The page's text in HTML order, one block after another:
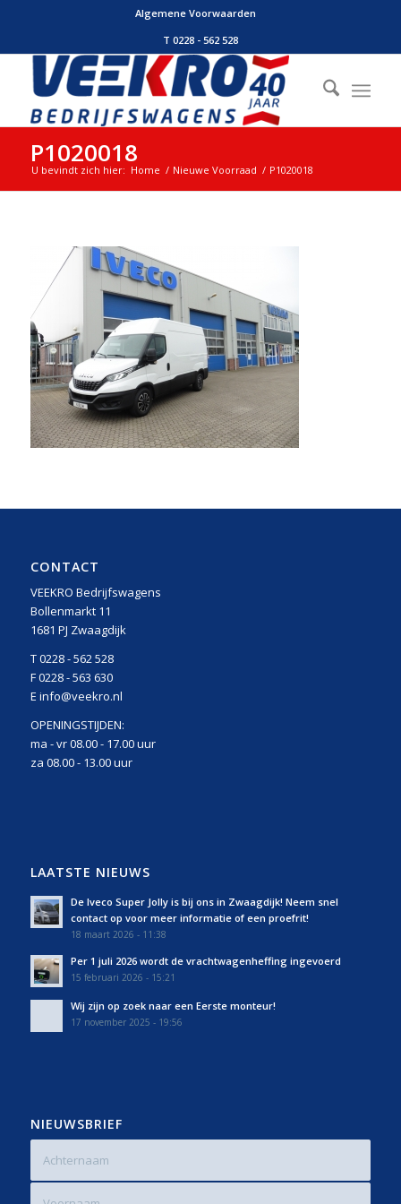
Algemene Voorwaarden
T 0228 - 562 528
P1020018
U bevindt zich hier: Home / Nieuwe Voorraad / P1020018
CONTACT
VEEKRO Bedrijfswagens
Bollenmarkt 11
1681 PJ Zwaagdijk
T 0228 - 562 528
F 0228 - 563 630
E info@veekro.nl
OPENINGSTIJDEN:
ma - vr 08.00 - 17.00 uur
za 08.00 - 13.00 uur
LAATSTE NIEUWS
De Iveco Super Jolly is bij ons in Zwaagdijk! Neem snel
contact op voor meer informatie of een proefrit!
18 maart 2026 - 11:38
Per 1 juli 2026 wordt de vrachtwagenheffing ingevoerd
15 februari 2026 - 15:21
Wij zijn op zoek naar een Eerste monteur!
17 november 2025 - 19:56
NIEUWSBRIEF